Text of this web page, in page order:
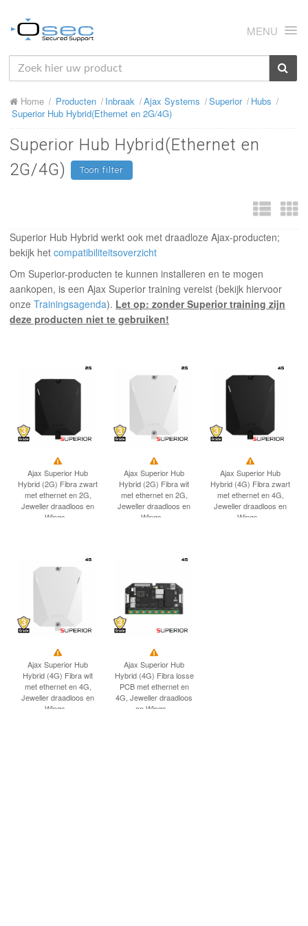
MENU
HOME
OVER ONS
NIEUWS
PRODUCTEN
MIJN OSEC
CONTACT
INLOGGEN
Home Producten Inbraak Ajax Systems Superior
Hubs
Superior Hub Hybrid(Ethernet en 2G/4G)
Superior Hub Hybrid(Ethernet en
2G/4G)
Toon filter
Superior Hub Hybrid werkt ook met draadloze Ajax-producten;
bekijk het compatibiliteitsoverzicht
Om Superior-producten te kunnen installeren en te mogen
aankopen, is een Ajax Superior training vereist (bekijk hiervoor
onze Trainingsagenda). Let op: zonder Superior training zijn
deze producten niet te gebruiken!
Ajax Superior Hub
Hybrid (2G) Fibra zwart
met ethernet en 2G,
Jeweller draadloos en
Wings...
Ajax Superior Hub
Hybrid (2G) Fibra wit
met ethernet en 2G,
Jeweller draadloos en
Wings...
Ajax Superior Hub
Hybrid (4G) Fibra zwart
met ethernet en 4G,
Jeweller draadloos en
Wings...
Ajax Superior Hub
Hybrid (4G) Fibra wit
met ethernet en 4G,
Jeweller draadloos en
Wings...
Ajax Superior Hub
Hybrid (4G) Fibra losse
PCB met ethernet en
4G, Jeweller draadloos
en Wings...